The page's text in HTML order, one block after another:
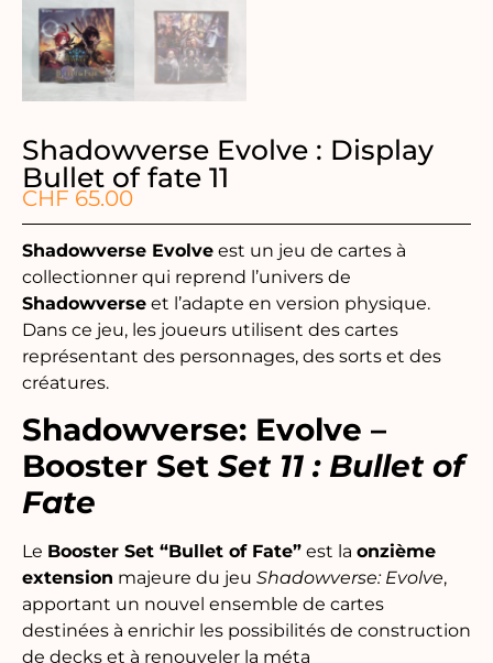
Shadowverse Evolve : Display
Bullet of fate 11
CHF 65.00
Shadowverse Evolve est un jeu de cartes à
collectionner qui reprend l’univers de
Shadowverse et l’adapte en version physique.
Dans ce jeu, les joueurs utilisent des cartes
représentant des personnages, des sorts et des
créatures.
Shadowverse: Evolve –
Booster Set Set 11 : Bullet of
Fate
Le Booster Set “Bullet of Fate” est la onzième
extension majeure du jeu Shadowverse: Evolve,
apportant un nouvel ensemble de cartes
destinées à enrichir les possibilités de construction
de decks et à renouveler la méta